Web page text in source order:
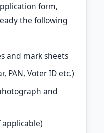
form,
the following
and mark sheets
PAN, Voter ID etc.)
and
applicable)